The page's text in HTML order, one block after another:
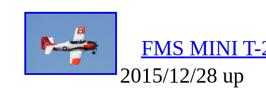
FMS MINI
2015/12/28 up